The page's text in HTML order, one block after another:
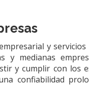
y
y medianas
y cumplir con los
confiabilidad